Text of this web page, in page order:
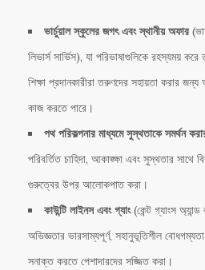
ভার্চুয়াল স্কুলের জগৎ এবং স্থানীয় অফার
লিভার্স সার্ভিস), যা পরিভাষাগুলিকে রহস্যময়
শিক্ষা প্রদানকারীরা তরুণদের সহায়তা করার জন্য
কাজ করতে পারে।
পথ পরিকল্পনার মাধ্যমে সুস্থতাকে সমর্থন
পরিবর্তিত চাহিদা, আকাঙ্ক্ষা এবং সুস্থতার সাথে
গুরুত্বের উপর আলোকপাত করা।
কাউন্টি লাইনস এবং গ্যাং(কেন্ট গ্যাংস অ্যান্ড
অভিজ্ঞতার ভারসাম্যপূর্ণ, সহানুভূতিশীল
সনাক্ত করতে পেশাদারদের সজ্জিত করা।